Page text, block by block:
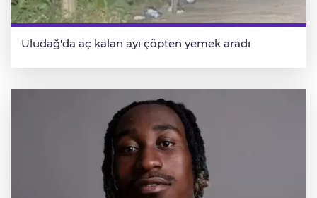
Uludağ'da aç kalan ayı çöpten yemek aradı